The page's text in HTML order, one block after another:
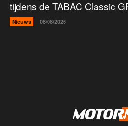
tijdens de TABAC Classic
Nieuws 08/08/2026